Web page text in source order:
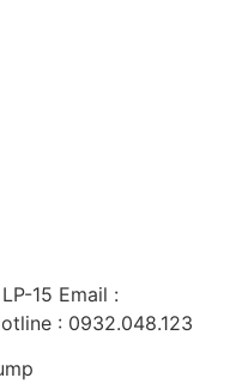
15 Email :
: 0932.048.123